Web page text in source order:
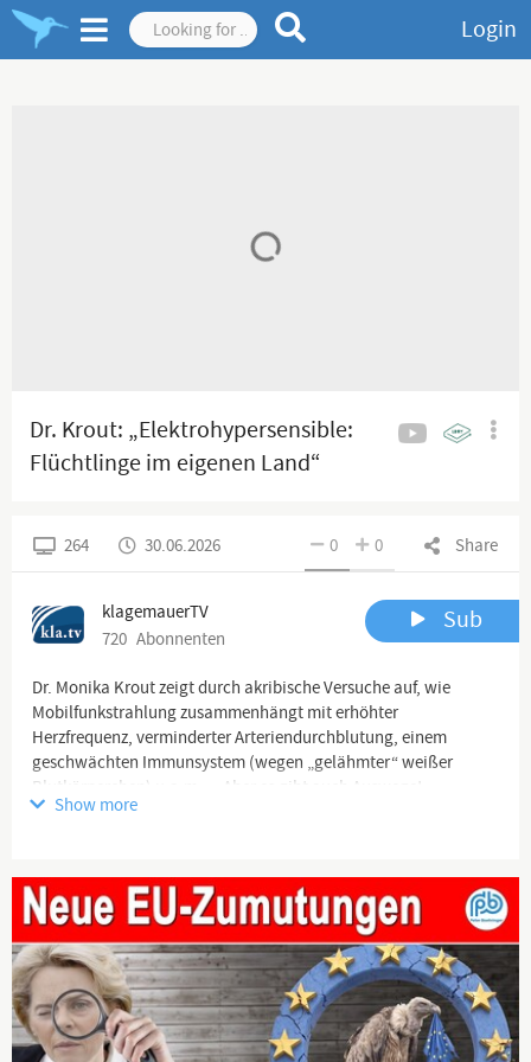
Login
Dr. Krout: „Elektrohypersensible:
Flüchtlinge im eigenen Land“
Share
0 0
264 30.06.2026
klagemauerTV
720 Abonnenten
Sub
Dr. Monika Krout zeigt durch akribische Versuche auf, wie
Mobilfunkstrahlung zusammenhängt mit erhöhter
Herzfrequenz, verminderter Arteriendurchblutung, einem
geschwächten Immunsystem (wegen „gelähmter“ weißer
Blutkörperchen) u.a.m.. – Aber es gibt auch Auswege!
Video-Text & Quellen:
-https://www.kla.tv/41729/pdf
▬▬▬▬ ÜBER DIESEN KANAL ▬▬▬▬
Klagemauer TV - Die anderen Nachrichten ...frei - unabhängig -
Show more